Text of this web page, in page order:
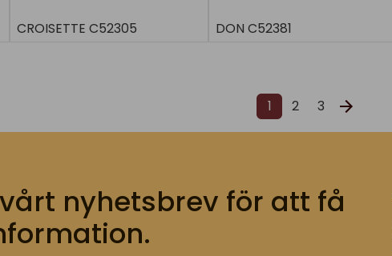
CROISETTE C52305 DON C52381
1 2 3
nyhetsbrev för att få